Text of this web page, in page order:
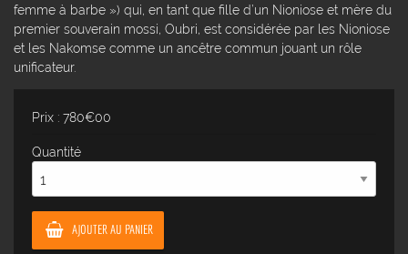
femme à barbe ») qui, en tant que fille d’un Nioniose et mère du
premier souverain mossi, Oubri, est considérée par les Nioniose
et les Nakomse comme un ancêtre commun jouant un rôle
unificateur.
Prix : 780€00
Quantité
AJOUTER AU PANIER